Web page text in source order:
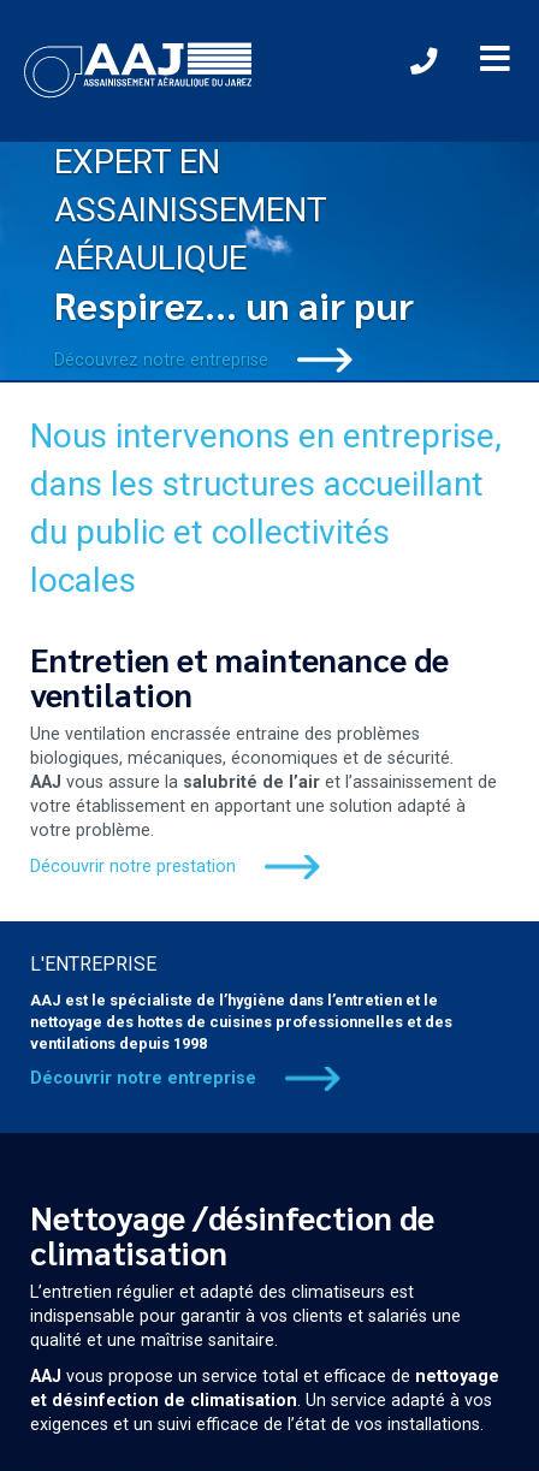
EXPERT EN
ASSAINISSEMENT
AÉRAULIQUE
Respirez… un air pur
Découvrez notre entreprise
Nous intervenons en entreprise,
dans les structures accueillant
du public et collectivités
locales
Entretien et maintenance de
ventilation
Une ventilation encrassée entraine des problèmes
biologiques, mécaniques, économiques et de sécurité.
AAJ vous assure la salubrité de l’air et l’assainissement de
votre établissement en apportant une solution adapté à
votre problème.
Découvrir notre prestation
L'ENTREPRISE
AAJ est le spécialiste de l’hygiène dans l’entretien et le
nettoyage des hottes de cuisines professionnelles et des
ventilations depuis 1998
Découvrir notre entreprise
Nettoyage /désinfection de
climatisation
L’entretien régulier et adapté des climatiseurs est
indispensable pour garantir à vos clients et salariés une
qualité et une maîtrise sanitaire.
AAJ vous propose un service total et efficace de nettoyage
et désinfection de climatisation. Un service adapté à vos
exigences et un suivi efficace de l’état de vos installations.